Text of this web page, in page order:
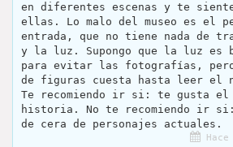
en diferentes escenas y te
ellas. Lo malo del museo es el
entrada, que no tiene nada de
y la luz. Supongo que la luz es
para evitar las fotografías,
de figuras cuesta hasta leer el
Te recomiendo ir si: te gusta
historia. No te recomiendo ir
de cera de personajes actuales.